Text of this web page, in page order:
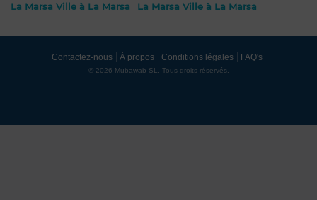
La Marsa Ville à La Marsa La Marsa Ville à La Marsa
Contactez-nous À propos Conditions légales FAQ's
© 2026 Mubawab SL. Tous droits réservés.